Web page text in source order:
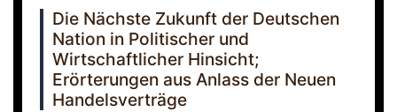
Die Nächste Zukunft der Deutschen
Nation in Politischer und
Wirtschaftlicher Hinsicht;
Erörterungen aus Anlass der Neuen
Handelsverträge